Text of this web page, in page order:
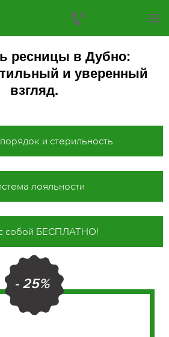
ресницы в Дубно:
и уверенный
взгляд.
и стерильность
лояльности
собой БЕСПЛАТНО!
- 25%